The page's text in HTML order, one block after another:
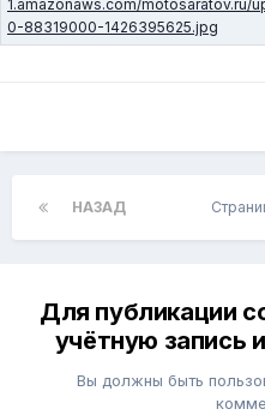
НАЗАД
Для публикации
учётную запись
Вы должны быть